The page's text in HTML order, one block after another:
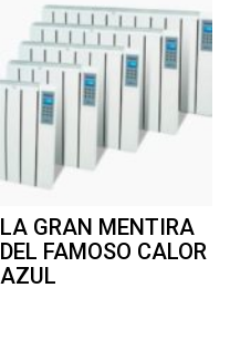
LA GRAN MENTIRA
DEL FAMOSO CALOR
AZUL